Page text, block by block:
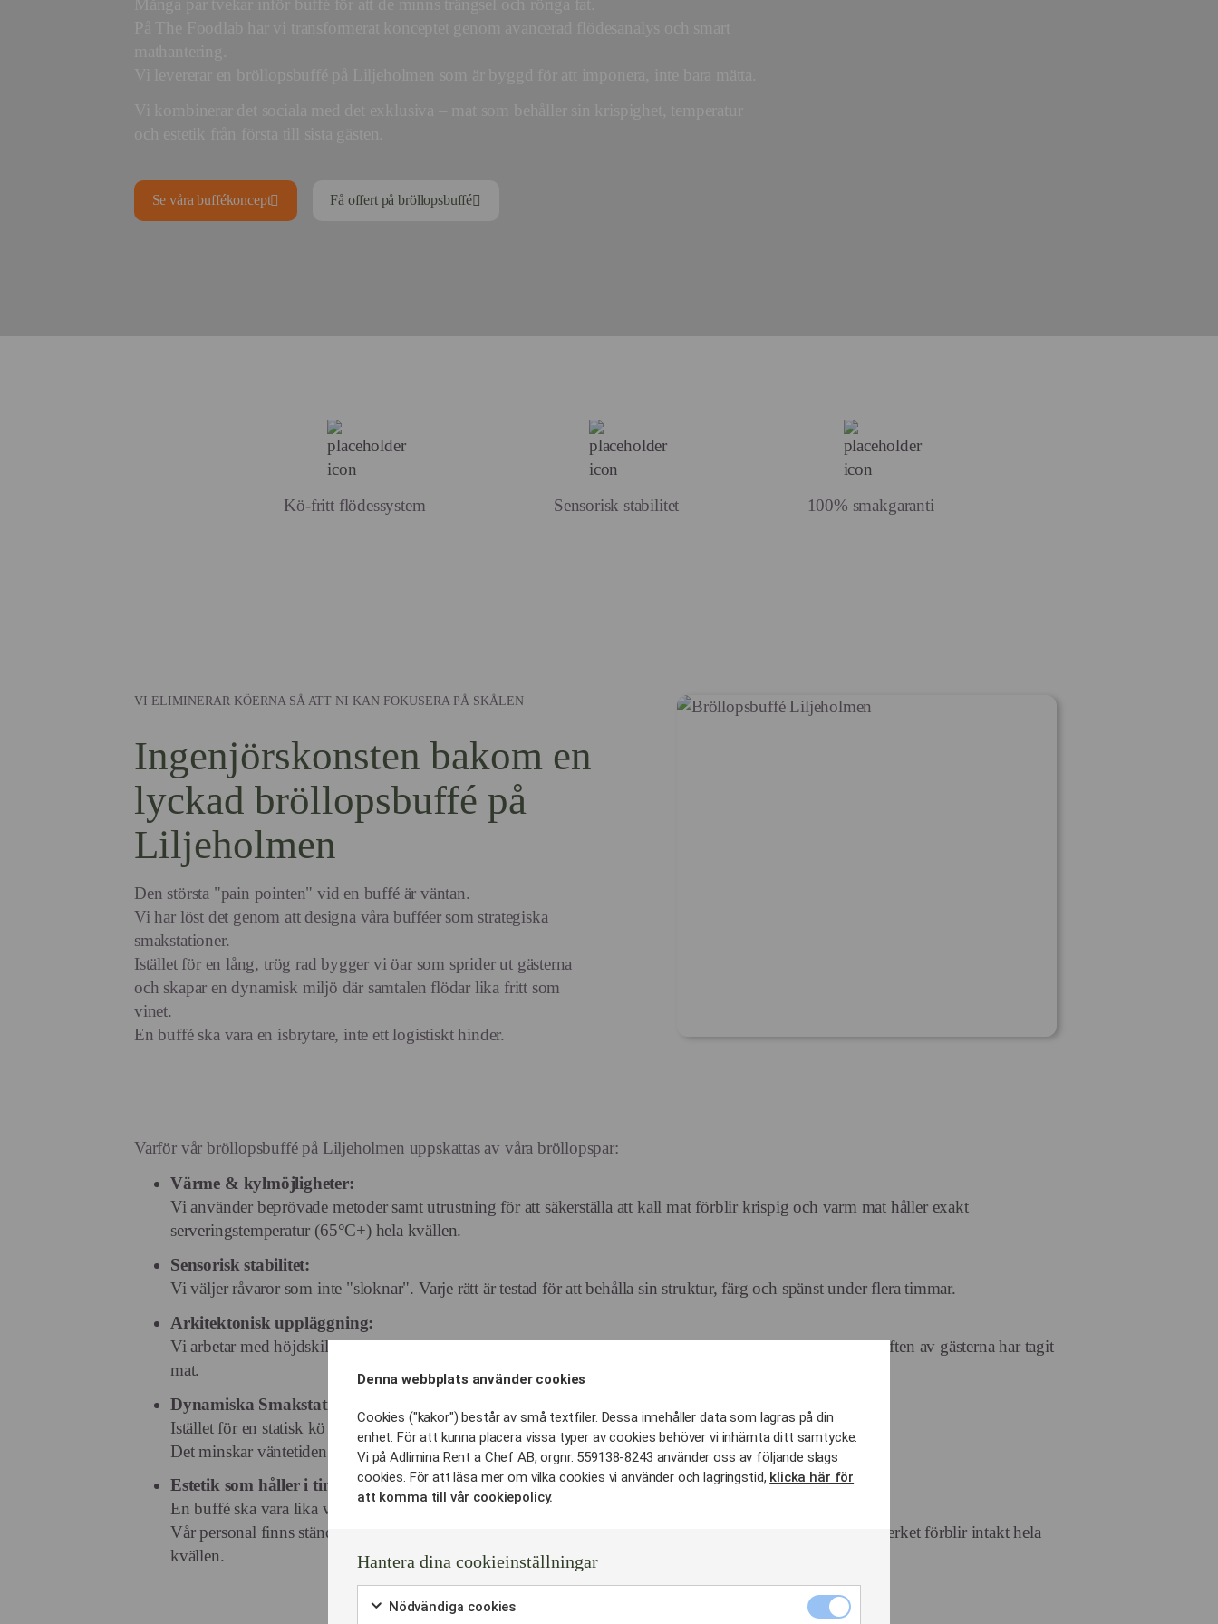
Se våra buffékoncept Få offert på bröllopsbuffé
Kö-fritt flödessystem Sensorisk stabilitet 100% smakgaranti
VI ELIMINERAR KÖERNA SÅ ATT NI KAN FOKUSERA PÅ SKÅLEN
Ingenjörskonsten bakom en
lyckad bröllopsbuffé på
Liljeholmen
Den största "pain pointen" vid en buffé är väntan.
Vi har löst det genom att designa våra bufféer som strategiska
smakstationer.
Istället för en lång, trög rad bygger vi öar som sprider ut gästerna
och skapar en dynamisk miljö där samtalen flödar lika fritt som
vinet.
En buffé ska vara en isbrytare, inte ett logistiskt hinder.
Varför vår bröllopsbuffé på Liljeholmen uppskattas av våra bröllopspar:
Värme & kylmöjligheter:
Vi använder beprövade metoder samt utrustning för att säkerställa att kall mat förblir krispig och varm mat håller exakt
serveringstemperatur (65°C+) hela kvällen.
Sensorisk stabilitet:
Vi väljer råvaror som inte "sloknar". Varje rätt är testad för att behålla sin struktur, färg och spänst under flera timmar.
Arkitektonisk uppläggning:
Vi arbetar med höjdskillnader och stilrena fat för att buffén ska se ut som ett nylagt konstverk, även när hälften av gästerna har tagit
mat.
Dynamiska Smakstationer:
Istället för en statisk kö skapar vi ett flöde där gästerna rör sig naturligt.
Det minskar väntetiden med upp till 50% och ökar interaktionen mellan gästerna.
Estetik som håller i timmar:
En buffé ska vara lika vacker för gäst nummer 100 som för gäst nummer 1.
Vår personal finns ständigt på plats för att "nollställa" faten, torka av kanter och dekorera om, så att konstverket förblir intakt hela
kvällen.
Denna webbplats använder cookies
Cookies ("kakor") består av små textfiler. Dessa innehåller data som lagras på din
enhet. För att kunna placera vissa typer av cookies behöver vi inhämta ditt samtycke.
Vi på Adlimina Rent a Chef AB, orgnr. 559138-8243 använder oss av följande slags
cookies. För att läsa mer om vilka cookies vi använder och lagringstid, klicka här för
att komma till vår cookiepolicy.
Hantera dina cookieinställningar
Nödvändiga cookies
Nödvändiga